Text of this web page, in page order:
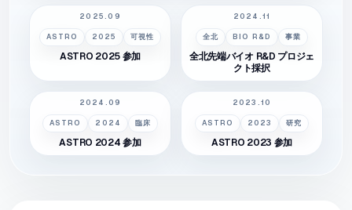
2025.09
ASTRO 2025 可視性
ASTRO 2025 参加
2024.11
全北 BIO R&D 事業
全北先端バイオ R&D プロジェ
クト採択
2024.09
ASTRO 2024 臨床
ASTRO 2024 参加
2023.10
ASTRO 2023 研究
ASTRO 2023 参加